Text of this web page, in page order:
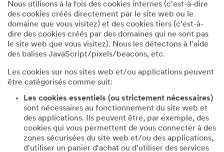
Nous utilisons à la fois des cookies internes (c'est-à-dire
des cookies créés directement par le site web ou le
domaine que vous visitez) et des cookies tiers (c'est-à-
dire des cookies créés par des domaines qui ne sont pas
le site web que vous visitez). Nous les détectons à l'aide
des balises JavaScript/pixels/beacons, etc.
Les cookies sur nos sites web et/ou applications peuvent
être catégorisés comme suit:
Les cookies essentiels (ou strictement nécessaires)
sont nécessaires au fonctionnement du site web et
des applications. Ils peuvent être, par exemple, des
cookies qui vous permettent de vous connecter à des
zones sécurisées du site web et/ou des applications,
d'utiliser un panier d'achat ou d'utiliser des services